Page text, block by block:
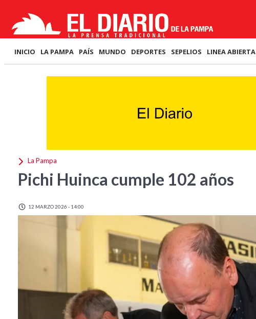
INICIO LA PAMPA PAÍS MUNDO DEPORTES SEPELIOS LINEA ABIERTA
La Pampa
Pichi Huinca cumple 102 años
12 MARZO 2026 - 14:00